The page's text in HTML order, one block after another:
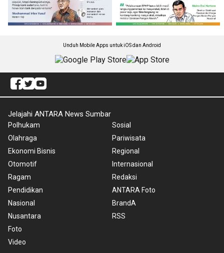
Unduh Mobile Apps untuk iOS dan Android
Jelajahi ANTARA News Sumbar
Polhukam
Olahraga
Ekonomi Bisnis
Otomotif
Ragam
Pendidikan
Nasional
Nusantara
Foto
Video
Sosial
Pariwisata
Regional
Internasional
Redaksi
ANTARA Foto
BrandA
RSS